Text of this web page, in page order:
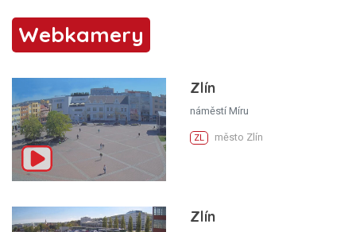
Webkamery
Zlín
náměstí Míru
ZL město Zlín
Zlín